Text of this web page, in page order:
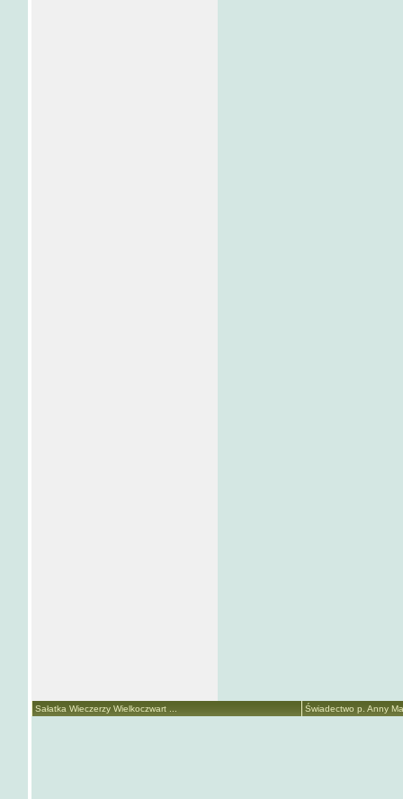
Sałatka Wieczerzy Wielkoczwart ... Świadectwo p. Anny